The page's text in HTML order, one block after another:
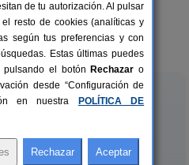
2-12 pers.
desde33 €
de tu autorización. Al pulsar
el resto de cookies (analíticas y
según tus preferencias y con
Estas últimas puedes
pulsando el botón Rechazar o
desde “Configuración de
en nuestra
POLÍTICA DE